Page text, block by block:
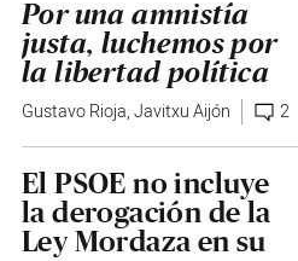
Por una amnistía
justa, luchemos por
la libertad política
Gustavo Rioja,Javitxu Aijón 2
El PSOE no incluye
la derogación de la
Ley Mordaza en su